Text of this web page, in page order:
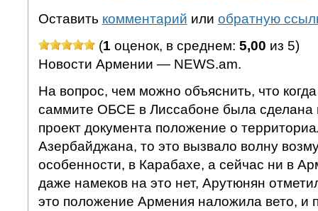
Оставить комментарий или обратную
(1 оценок, в среднем: 5,00 из 5)
Новости Армении — NEWS.am.
На вопрос, чем можно объяснить, что
саммите ОБСЕ в Лиссабоне была сделана
проект документа положение о
Азербайджана, то это вызвало волну
особенности, в Карабахе, а сейчас ни в
даже намеков на это нет, Арутюнян
это положение Армения наложила вето, и